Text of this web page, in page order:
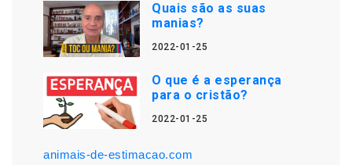
Quais são as suas
manias?
2022-01-25
O que é a esperança
para o cristão?
2022-01-25
animais-de-estimacao.com